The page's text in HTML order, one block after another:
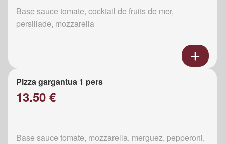
Base sauce tomate, cocktail de fruits de mer,
persillade, mozzarella
Pizza gargantua 1 pers
13.50 €
Base sauce tomate, mozzarella, merguez, pepperoni,